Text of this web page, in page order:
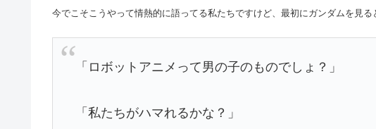
今でこそこうやって情熱的に語ってる私たちですけど、最初にガンダムを見る
「ロボットアニメって男の子のものでしょ？」
「私たちがハマれるかな？」